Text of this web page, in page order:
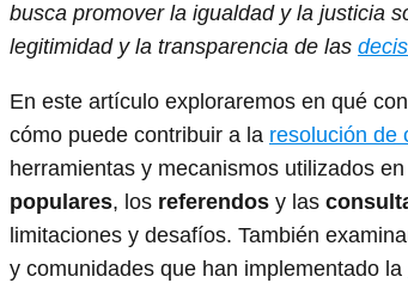
busca promover la igualdad y la justicia
legitimidad y la transparencia de las
En este artículo exploraremos en qué
cómo puede contribuir a la resolución de
herramientas y mecanismos utilizados
populares, los referendos y las
limitaciones y desafíos. También
y comunidades que han implementado la